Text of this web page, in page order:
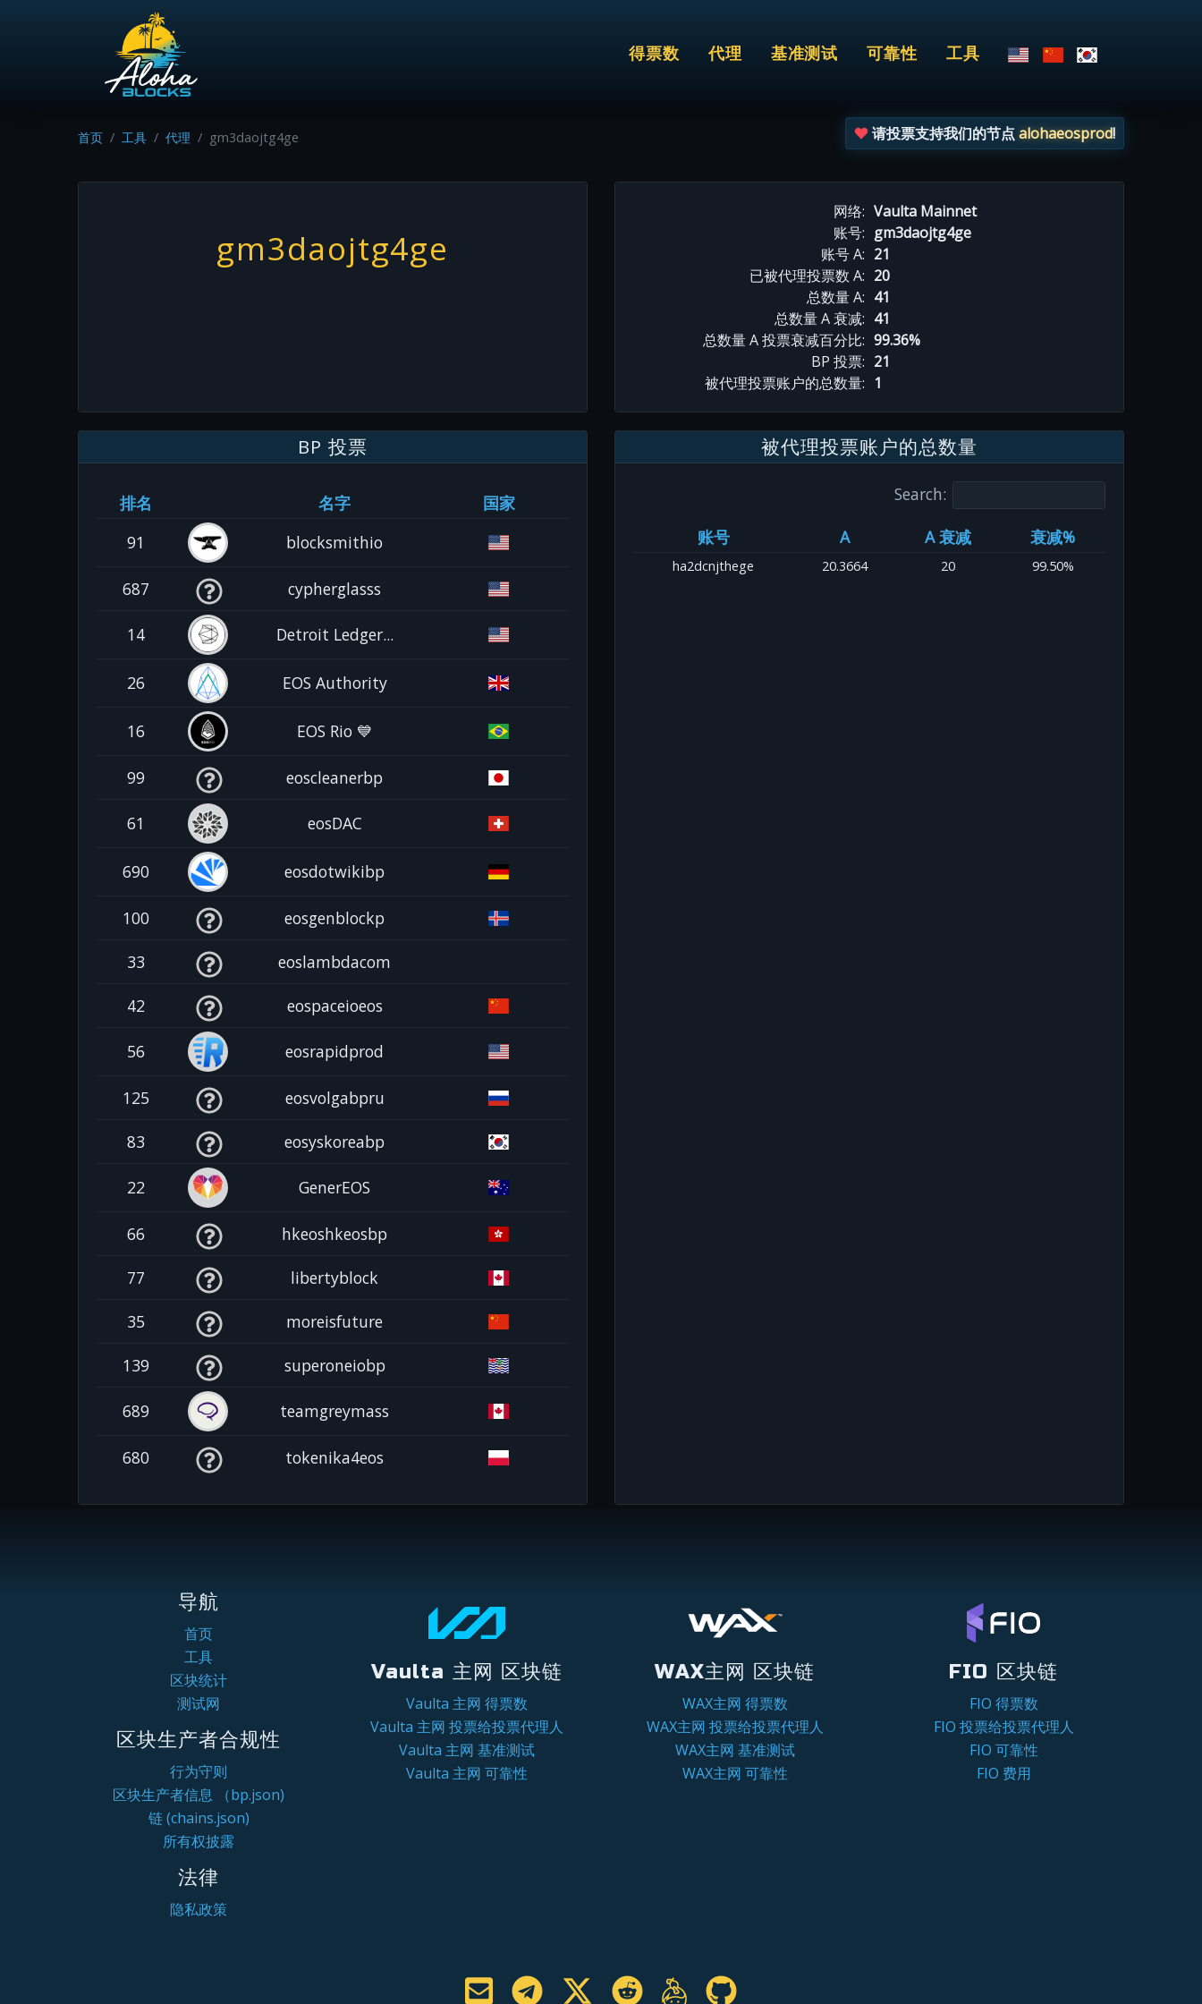
得票数 代理 基准测试 可靠性 工具
首页 工具 代理 gm3daojtg4ge 请投票支持我们的节点alohaeosprod!
gm3daojtg4ge
网络: Vaulta Mainnet
账号: gm3daojtg4ge
账号 A: 21
已被代理投票数 A: 20
总数量 A: 41
总数量 A 衰减: 41
总数量 A 投票衰减百分比: 99.36%
BP 投票: 21
被代理投票账户的总数量: 1
BP 投票
排名 名字
国家
91
blocksmithio
687 cypherglasss
14 Detroit Ledger...
26 EOS Authority
16 EOS Rio 💙
99 eoscleanerbp
61 eosDAC
690 eosdotwikibp
100 eosgenblockp
33 eoslambdacom
42 eospaceioeos
56 eosrapidprod
125 eosvolgabpru
83 eosyskoreabp
22 GenerEOS
66 hkeoshkeosbp
77 libertyblock
35 moreisfuture
139 superoneiobp
689 teamgreymass
680 tokenika4eos
被代理投票账户的总数量
Search:
账号
A A 衰减 衰减%
ha2dcnjthege 20.3664 20 99.50%
导航
首页
工具
区块统计
测试网
区块生产者合规性
行为守则
区块生产者信息 （bp.json)
链 (chains.json)
所有权披露
法律
隐私政策
Vaulta 主网 区块链
Vaulta 主网 得票数
Vaulta 主网 投票给投票代理人
Vaulta 主网 基准测试
Vaulta 主网 可靠性
WAX主网 区块链
WAX主网 得票数
WAX主网 投票给投票代理人
WAX主网 基准测试
WAX主网 可靠性
FIO 区块链
FIO 得票数
FIO 投票给投票代理人
FIO 可靠性
FIO 费用